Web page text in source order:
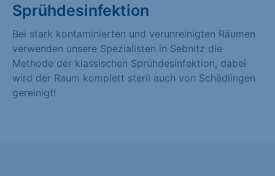
Sprühdesinfektion
Bei stark kontaminierten und verunreinigten Räumen
verwenden unsere Spezialisten in Sebnitz die
Methode der klassischen Sprühdesinfektion, dabei
wird der Raum komplett steril auch von Schädlingen
gereinigt!